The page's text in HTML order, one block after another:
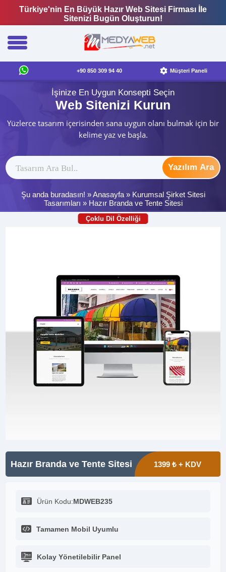
Türkiye'nin En Büyük Hazır Web Sitesi Firması İle
Sitenizi Bugün Oluşturun!
+90 850 309 94 40 Müşteri Paneli
İşinize En Uygun Konsepti Seçin
Web Sitenizi Kurun
Yüzlerce tasarım içerisinden sana uygun olanı bulmak için bir
kelime yaz ve başla.
Yazılım Ara
Şu anda buradasın! »Anasayfa» Kurumsal Şirket Sitesi
Tasarımları » Hazır Branda ve Tente Sitesi
Çoklu Dil Özelliği
Hazır Branda ve Tente Sitesi 1399 ₺ + KDV
Ürün Kodu:MDWEB235
Tamamen Mobil Uyumlu
Kolay Yönetilebilir Panel